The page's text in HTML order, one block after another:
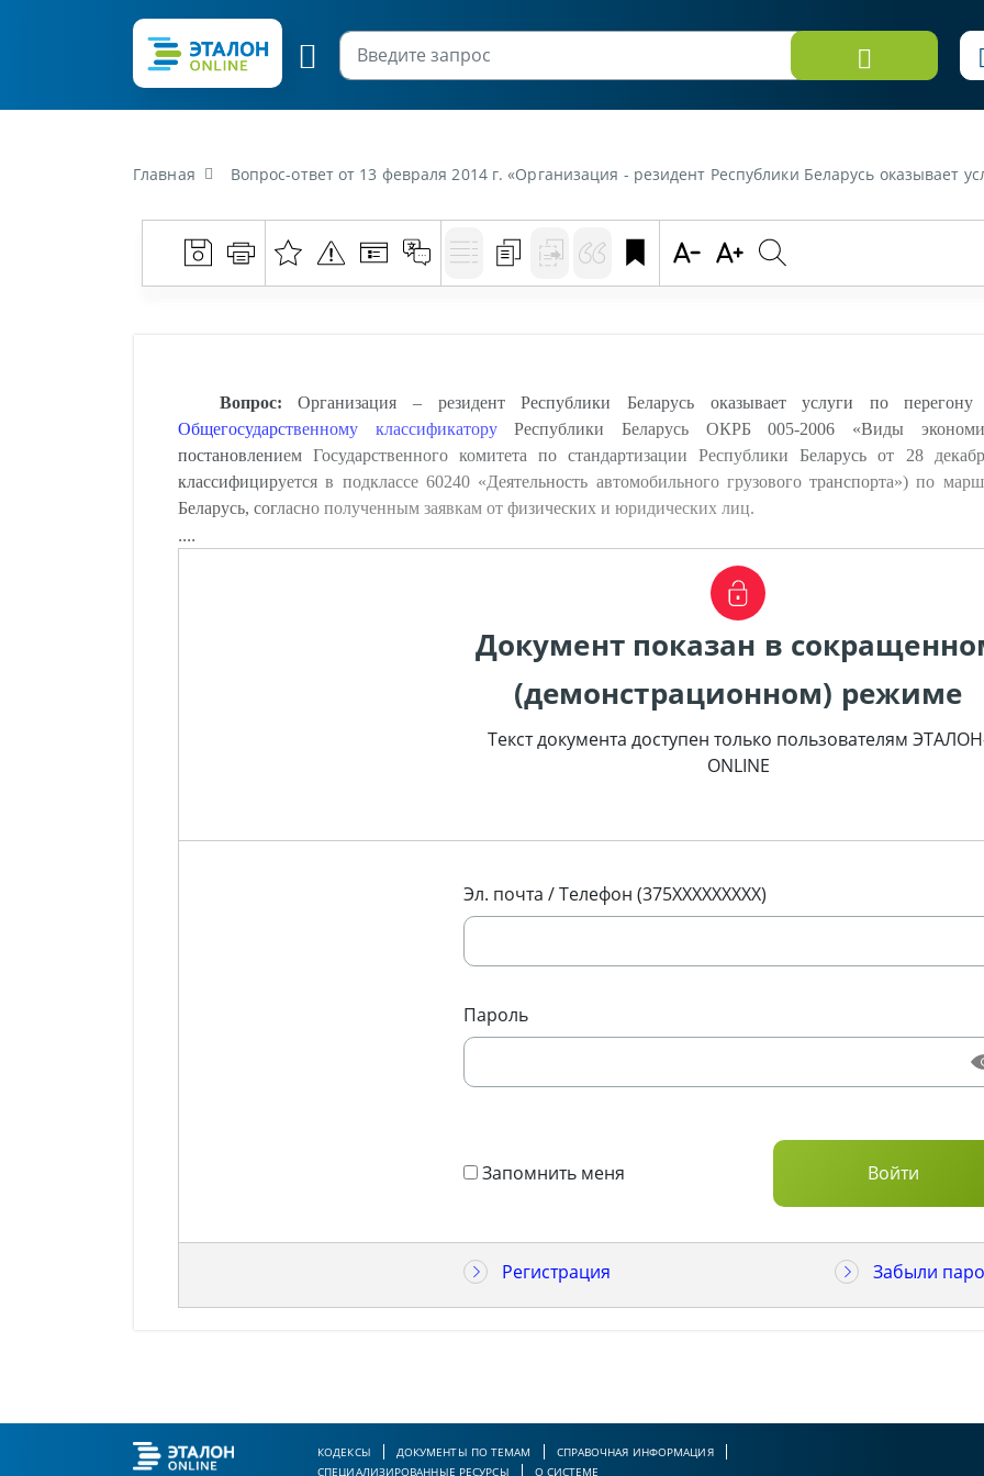
Главная Вопрос-ответ от 13 февраля 2014 г. «Организация - резидент Республики Беларусь оказывает услуги по перегону автомобилей своим ходом (согласно Общегосударственному классификатору Республики Беларусь ОКРБ 005-2006 "Виды экономической деятельности", утвержденного постановлением Государственного комитета по стандартизации Республики Беларусь от 28 декабря 2006 г. № 65, данная деятельность
Вопрос: Организация – резидент Республики Беларусь оказывает услуги по
Общегосударственному классификаторуРеспублики Беларусь ОКРБ 005-2006 «Виды
постановлением Государственного комитета по стандартизации Республики Беларусь от 28
классифицируется в подклассе 60240 «Деятельность автомобильного грузового транспорта») по
Беларусь, согласно полученным заявкам от физических и юридических лиц.
....
Документ показан в
(демонстрационном) режиме
Текст документа доступен только пользователям
ONLINE
Эл. почта / Телефон (375XXXXXXXXX)
Пароль
Запомнить меня
Регистрация Забыли
КОДЕКСЫ ДОКУМЕНТЫ ПО ТЕМАМ
СПРАВОЧНАЯ ИНФОРМАЦИЯ
СПЕЦИАЛИЗИРОВАННЫЕ РЕСУРСЫ
О СИСТЕМЕ